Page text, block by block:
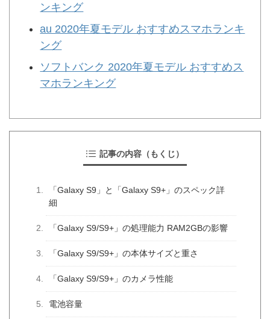
ンキング
au 2020年夏モデル おすすめスマホランキ
ング
ソフトバンク 2020年夏モデル おすすめス
マホランキング
記事の内容（もくじ）
「Galaxy S9」と「Galaxy S9+」のスペック詳
細
「Galaxy S9/S9+」の処理能力 RAM2GBの影響
「Galaxy S9/S9+」の本体サイズと重さ
「Galaxy S9/S9+」のカメラ性能
電池容量